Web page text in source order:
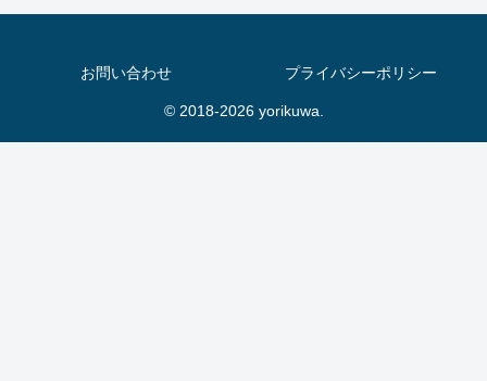
お問い合わせ プライバシーポリシー
© 2018-2026 yorikuwa.